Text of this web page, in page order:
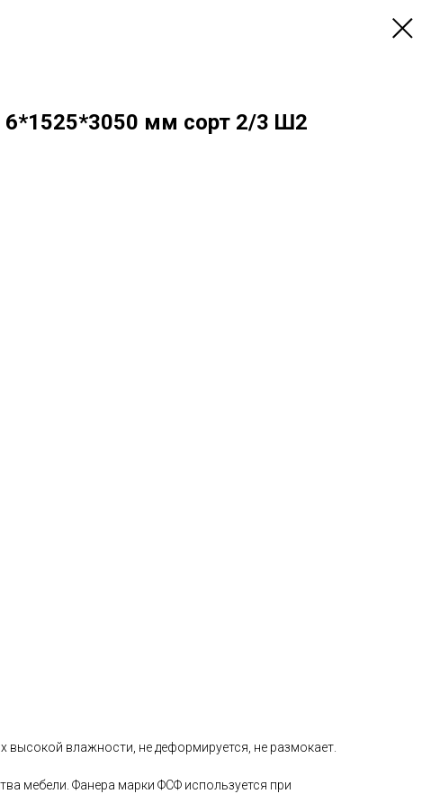
мм сорт 2/3 Ш2
высокой влажности, не деформируется, не размокает.
мебели. Фанера марки ФСФ используется при